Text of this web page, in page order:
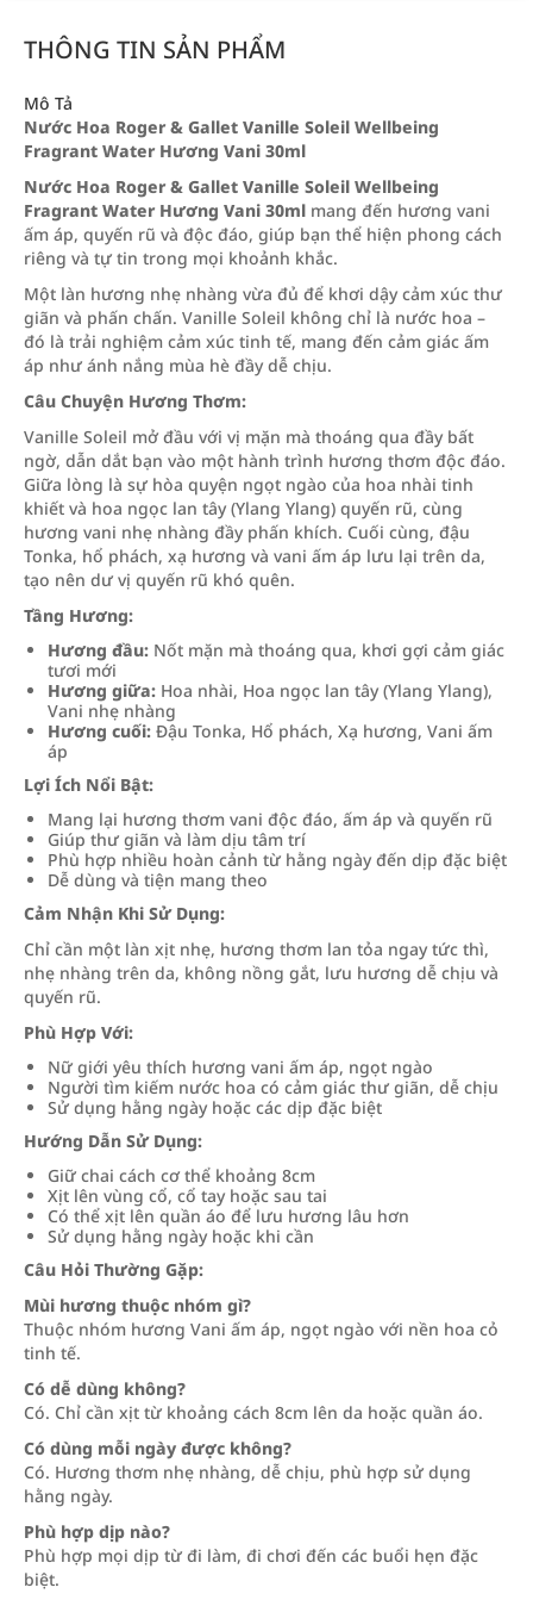
THÔNG TIN SẢN PHẨM
Mô Tả
Nước Hoa Roger & Gallet Vanille Soleil Wellbeing
Fragrant Water Hương Vani 30ml
Nước Hoa Roger & Gallet Vanille Soleil Wellbeing
Fragrant Water Hương Vani 30ml mang đến hương vani
ấm áp, quyến rũ và độc đáo, giúp bạn thể hiện phong cách
riêng và tự tin trong mọi khoảnh khắc.
Một làn hương nhẹ nhàng vừa đủ để khơi dậy cảm xúc thư
giãn và phấn chấn. Vanille Soleil không chỉ là nước hoa –
đó là trải nghiệm cảm xúc tinh tế, mang đến cảm giác ấm
áp như ánh nắng mùa hè đầy dễ chịu.
Câu Chuyện Hương Thơm:
Vanille Soleil mở đầu với vị mặn mà thoáng qua đầy bất
ngờ, dẫn dắt bạn vào một hành trình hương thơm độc đáo.
Giữa lòng là sự hòa quyện ngọt ngào của hoa nhài tinh
khiết và hoa ngọc lan tây (Ylang Ylang) quyến rũ, cùng
hương vani nhẹ nhàng đầy phấn khích. Cuối cùng, đậu
Tonka, hổ phách, xạ hương và vani ấm áp lưu lại trên da,
tạo nên dư vị quyến rũ khó quên.
Tầng Hương:
Hương đầu: Nốt mặn mà thoáng qua, khơi gợi cảm giác
tươi mới
Hương giữa: Hoa nhài, Hoa ngọc lan tây (Ylang Ylang),
Vani nhẹ nhàng
Hương cuối: Đậu Tonka, Hổ phách, Xạ hương, Vani ấm
áp
Lợi Ích Nổi Bật:
Mang lại hương thơm vani độc đáo, ấm áp và quyến rũ
Giúp thư giãn và làm dịu tâm trí
Phù hợp nhiều hoàn cảnh từ hằng ngày đến dịp đặc biệt
Dễ dùng và tiện mang theo
Cảm Nhận Khi Sử Dụng:
Chỉ cần một làn xịt nhẹ, hương thơm lan tỏa ngay tức thì,
nhẹ nhàng trên da, không nồng gắt, lưu hương dễ chịu và
quyến rũ.
Phù Hợp Với:
Nữ giới yêu thích hương vani ấm áp, ngọt ngào
Người tìm kiếm nước hoa có cảm giác thư giãn, dễ chịu
Sử dụng hằng ngày hoặc các dịp đặc biệt
Hướng Dẫn Sử Dụng:
Giữ chai cách cơ thể khoảng 8cm
Xịt lên vùng cổ, cổ tay hoặc sau tai
Có thể xịt lên quần áo để lưu hương lâu hơn
Sử dụng hằng ngày hoặc khi cần
Câu Hỏi Thường Gặp:
Mùi hương thuộc nhóm gì?
Thuộc nhóm hương Vani ấm áp, ngọt ngào với nền hoa cỏ
tinh tế.
Có dễ dùng không?
Có. Chỉ cần xịt từ khoảng cách 8cm lên da hoặc quần áo.
Có dùng mỗi ngày được không?
Có. Hương thơm nhẹ nhàng, dễ chịu, phù hợp sử dụng
hằng ngày.
Phù hợp dịp nào?
Phù hợp mọi dịp từ đi làm, đi chơi đến các buổi hẹn đặc
biệt.